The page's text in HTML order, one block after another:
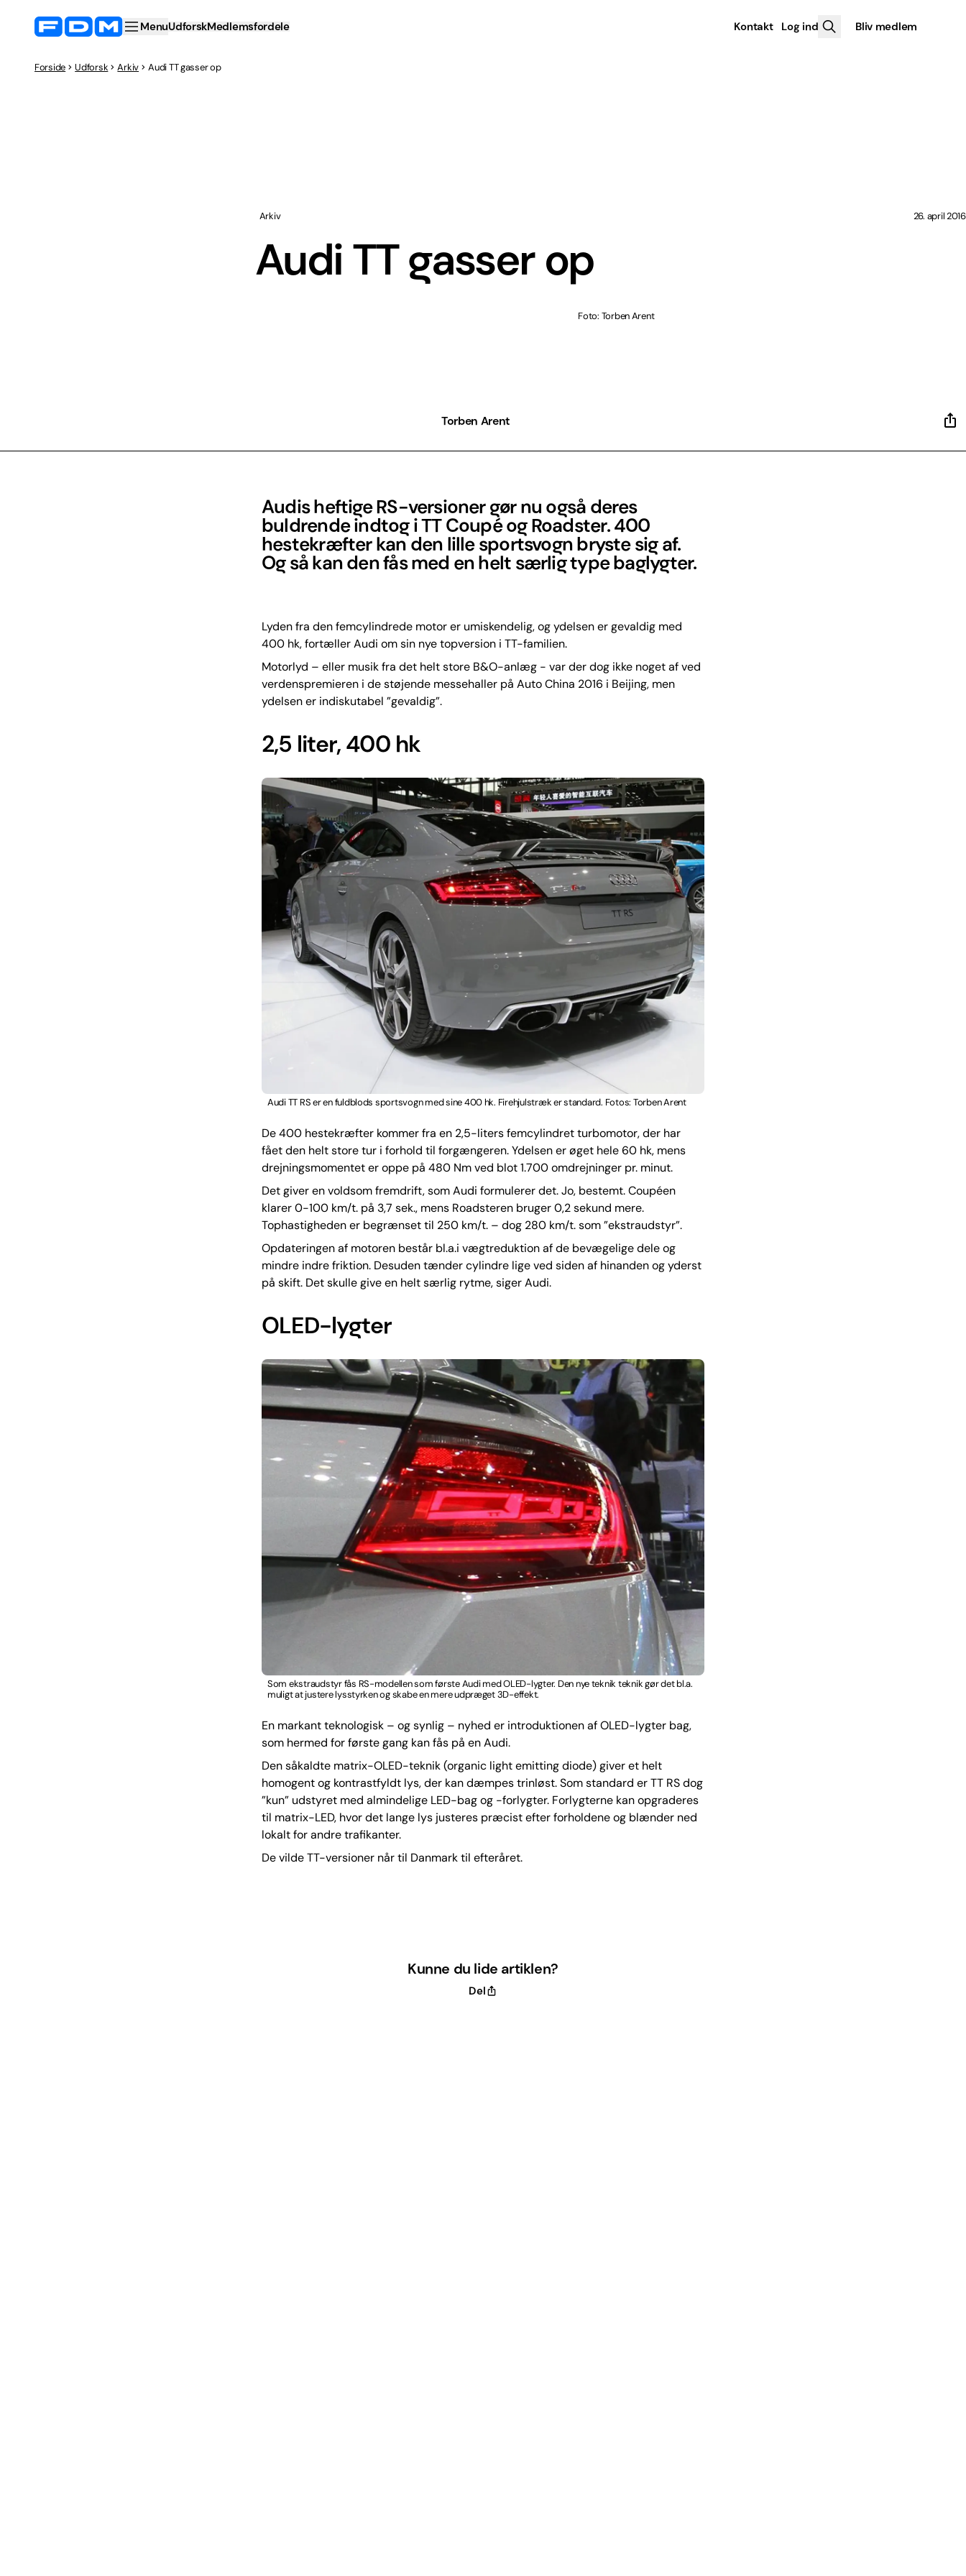
MenuUdforskMedlemsfordele Kontakt Log ind Bliv medlem
Forside Udforsk Arkiv Audi TT gasser op
Audi TT gasser op
Arkiv 26. april 2016
Foto: Torben Arent
Torben Arent
Audis heftige RS-versioner gør nu også deres
buldrende indtog i TT Coupé og Roadster. 400
hestekræfter kan den lille sportsvogn bryste sig af.
Og så kan den fås med en helt særlig type baglygter.
Lyden fra den femcylindrede motor er umiskendelig, og ydelsen er gevaldig med
400 hk, fortæller Audi om sin nye topversion i TT-familien.
Motorlyd – eller musik fra det helt store B&O-anlæg - var der dog ikke noget af ved
verdenspremieren i de støjende messehaller på Auto China 2016 i Beijing, men
ydelsen er indiskutabel ”gevaldig”.
2,5 liter, 400 hk
Audi TT RS er en fuldblods sportsvogn med sine 400 hk. Firehjulstræk er standard. Fotos: Torben Arent
De 400 hestekræfter kommer fra en 2,5-liters femcylindret turbomotor, der har
fået den helt store tur i forhold til forgængeren. Ydelsen er øget hele 60 hk, mens
drejningsmomentet er oppe på 480 Nm ved blot 1.700 omdrejninger pr. minut.
Det giver en voldsom fremdrift, som Audi formulerer det. Jo, bestemt. Coupéen
klarer 0-100 km/t. på 3,7 sek., mens Roadsteren bruger 0,2 sekund mere.
Tophastigheden er begrænset til 250 km/t. – dog 280 km/t. som ”ekstraudstyr”.
Opdateringen af motoren består bl.a.i vægtreduktion af de bevægelige dele og
mindre indre friktion. Desuden tænder cylindre lige ved siden af hinanden og yderst
på skift. Det skulle give en helt særlig rytme, siger Audi.
OLED-lygter
Som ekstraudstyr fås RS-modellen som første Audi med OLED-lygter. Den nye teknik teknik gør det bl.a.
muligt at justere lysstyrken og skabe en mere udpræget 3D-effekt.
En markant teknologisk – og synlig – nyhed er introduktionen af OLED-lygter bag,
som hermed for første gang kan fås på en Audi.
Den såkaldte matrix-OLED-teknik (organic light emitting diode) giver et helt
homogent og kontrastfyldt lys, der kan dæmpes trinløst. Som standard er TT RS dog
”kun” udstyret med almindelige LED-bag og -forlygter. Forlygterne kan opgraderes
til matrix-LED, hvor det lange lys justeres præcist efter forholdene og blænder ned
lokalt for andre trafikanter.
De vilde TT-versioner når til Danmark til efteråret.
Kunne du lide artiklen?
Del